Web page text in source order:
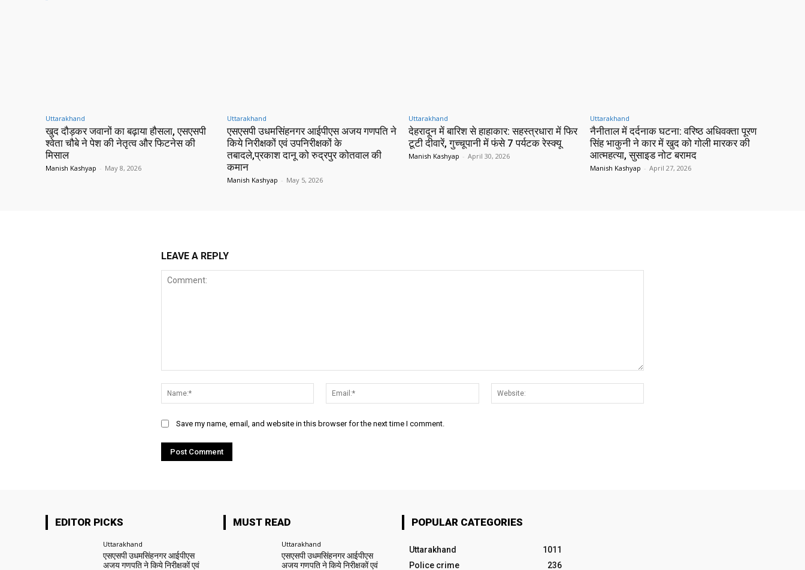
Uttarakhand
खुद दौड़कर जवानों का बढ़ाया हौसला, एसएसपी
श्वेता चौबे ने पेश की नेतृत्व और फिटनेस की
मिसाल
Manish Kashyap - May 8, 2026
Uttarakhand
एसएसपी उधमसिंहनगर आईपीएस अजय गणपति ने
किये निरीक्षकों एवं उपनिरीक्षकों के
तबादले,प्रकाश दानू को रुद्रपुर कोतवाल की
कमान
Manish Kashyap - May 5, 2026
Uttarakhand
देहरादून में बारिश से हाहाकार: सहस्त्रधारा में फिर
टूटी दीवारें, गुच्चूपानी में फंसे 7 पर्यटक रेस्क्यू
Manish Kashyap - April 30, 2026
Uttarakhand
नैनीताल में दर्दनाक घटना: वरिष्ठ अधिवक्ता पूरण
सिंह भाकुनी ने कार में खुद को गोली मारकर की
आत्महत्या, सुसाइड नोट बरामद
Manish Kashyap - April 27, 2026
LEAVE A REPLY
Name:*
Email:*
Save my name, email, and website in this browser for the next time I comment.
EDITOR PICKS
Uttarakhand
एसएसपी उधमसिंहनगर आईपीएस
अजय गणपति ने किये निरीक्षकों एवं
MUST READ
Uttarakhand
एसएसपी उधमसिंहनगर आईपीएस
अजय गणपति ने किये निरीक्षकों एवं
POPULAR CATEGORIES
Uttarakhand
1011
Police crime
236